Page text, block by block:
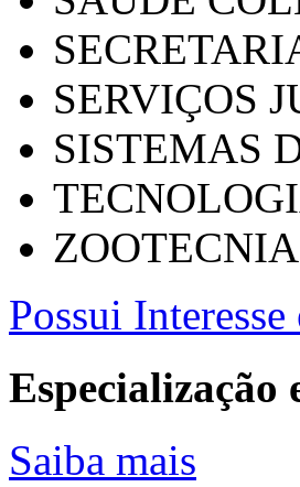
SERVIÇOS
SISTEMAS
ZOOTECNIA
Possui
Especialização
Saiba mais